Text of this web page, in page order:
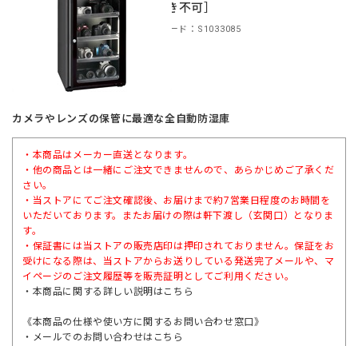
代引き不可］
商品コード：S1033085
カメラやレンズの保管に最適な全自動防湿庫
・本商品はメーカー直送となります。
・他の商品とは一緒にご注文できませんので、あらかじめご了承くだ
さい。
・当ストアにてご注文確認後、お届けまで約7営業日程度のお時間を
いただいております。またお届けの際は軒下渡し（玄関口）となりま
す。
・保証書には当ストアの販売店印は押印されておりません。保証をお
受けになる際は、当ストアからお送りしている発送完了メールや、マ
イページのご注文履歴等を販売証明としてご利用ください。
・本商品に関する詳しい説明はこちら
《本商品の仕様や使い方に関するお問い合わせ窓口》
・メールでのお問い合わせは こちら